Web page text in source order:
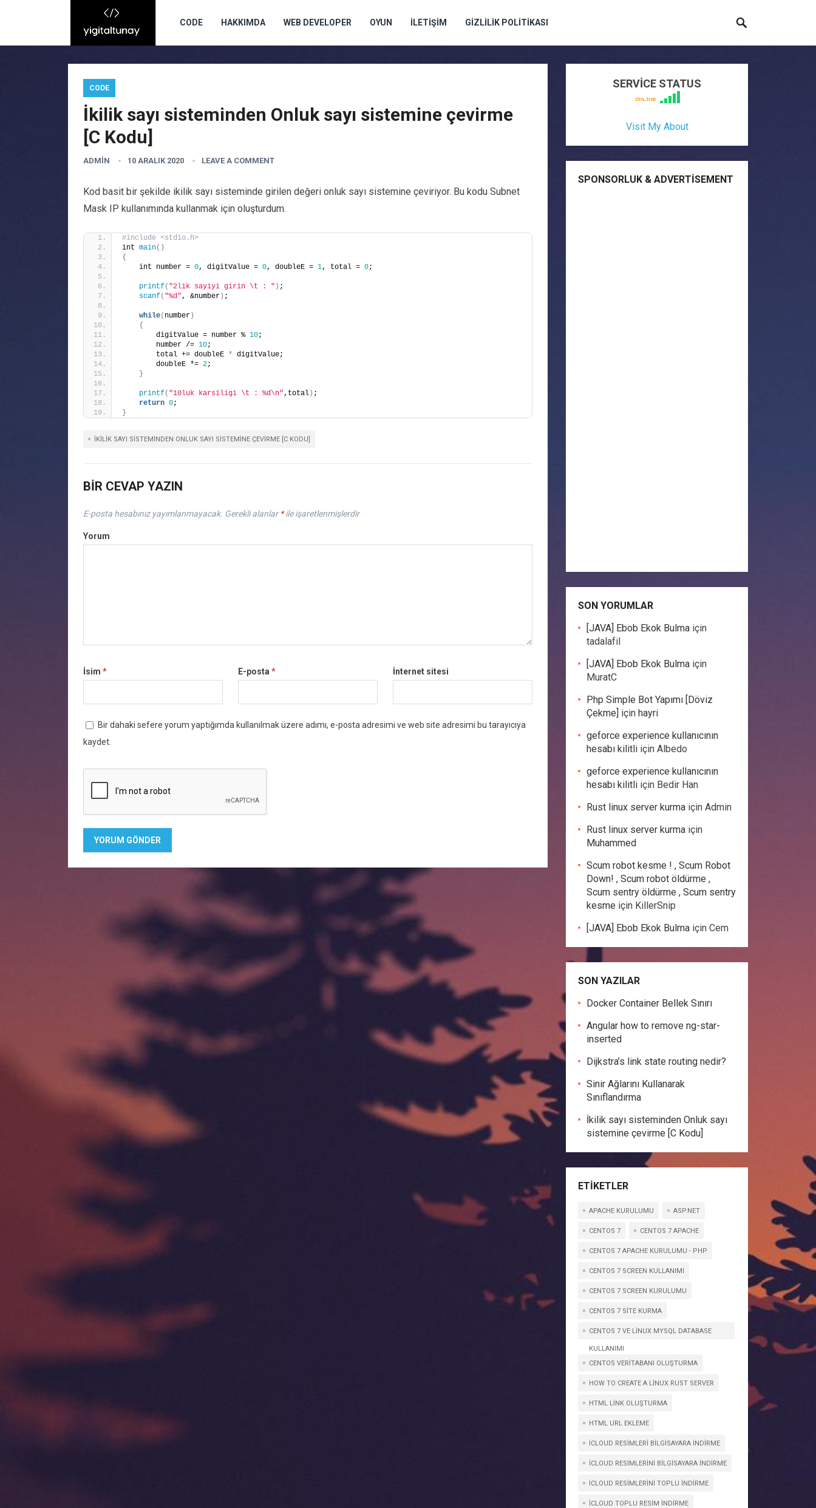
CODE HAKKIMDA WEB DEVELOPER OYUN İLETIŞIM GIZLILIK POLITIKASI
CODE
İkilik sayı sisteminden Onluk sayı sistemine çevirme
[C Kodu]
ADMIN 10 ARALIK 2020 LEAVE A COMMENT
Kod basit bir şekilde ikilik sayı sisteminde girilen değeri onluk sayı sistemine çeviriyor. Bu kodu Subnet
Mask IP kullanımında kullanmak için oluşturdum.
#include <stdio.h>
int main()
{
    int number =
0, digitValue = 0, doubleE = 1, total = 0;
printf( "2lik sayiyi girin \t : " ) ;
scanf( "%d", &number ) ;
while( number )
{
        digitValue = number %
10;
        number /=
10;
        total += doubleE
* digitValue;
        doubleE *=
2;
}
printf( "10luk karsiligi \t : %d\n",total ) ;
return 0;
}
İKILIK SAYI SISTEMINDEN ONLUK SAYI SISTEMINE ÇEVIRME [C KODU]
BIR CEVAP YAZIN
E-posta hesabınız yayımlanmayacak. Gerekli alanlar *ile işaretlenmişlerdir
Yorum
İsim * E-posta * İnternet sitesi
Bir dahaki sefere yorum yaptığımda kullanılmak üzere adımı, e-posta adresimi ve web site adresimi bu tarayıcıya
kaydet.
SERVİCE STATUS
Visit My About
SPONSORLUK & ADVERTISEMENT
SON YORUMLAR
[JAVA] Ebob Ekok Bulma için
tadalafil
[JAVA] Ebob Ekok Bulma için
MuratC
Php Simple Bot Yapımı [Döviz
Çekme] için hayri
geforce experience kullanıcının
hesabı kilitli için Albedo
geforce experience kullanıcının
hesabı kilitli için Bedir Han
Rust linux server kurma için Admin
Rust linux server kurma için
Muhammed
Scum robot kesme ! , Scum Robot
Down! , Scum robot öldürme ,
Scum sentry öldürme , Scum sentry
kesme için KillerSnip
[JAVA] Ebob Ekok Bulma için Cem
SON YAZILAR
Docker Container Bellek Sınırı
Angular how to remove ng-star-
inserted
Dijkstra’s link state routing nedir?
Sinir Ağlarını Kullanarak
Sınıflandırma
İkilik sayı sisteminden Onluk sayı
sistemine çevirme [C Kodu]
ETIKETLER
APACHE KURULUMU ASP.NET
CENTOS 7 CENTOS 7 APACHE
CENTOS 7 APACHE KURULUMU - PHP
CENTOS 7 SCREEN KULLANIMI
CENTOS 7 SCREEN KURULUMU
CENTOS 7 SITE KURMA
CENTOS 7 VE LINUX MYSQL DATABASE
KULLANIMI
CENTOS VERITABANI OLUŞTURMA
HOW TO CREATE A LINUX RUST SERVER
HTML LINK OLUŞTURMA
HTML URL EKLEME
ICLOUD RESIMLERI BILGISAYARA INDIRME
ICLOUD RESIMLERINI BILGISAYARA INDIRME
ICLOUD RESIMLERINI TOPLU INDIRME
ICLOUD TOPLU RESIM INDIRME